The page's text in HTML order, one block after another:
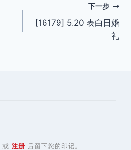
下一步
[16179] 5.20 表白日婚
礼
或 注册 后留下您的印记。